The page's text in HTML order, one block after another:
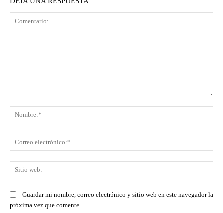
Guardar mi nombre, correo electrónico y sitio web en este navegador la
próxima vez que comente.